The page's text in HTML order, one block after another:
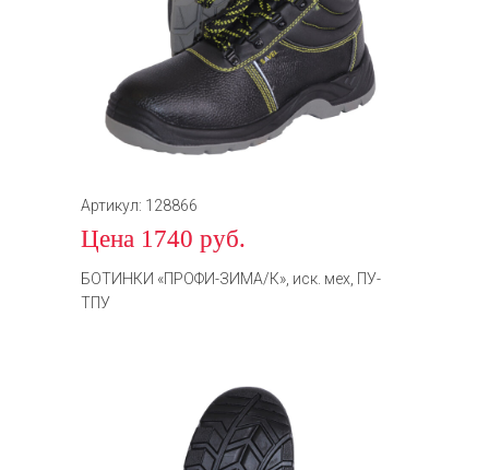
Артикул: 128866
Цена 1740 руб.
БОТИНКИ «ПРОФИ-ЗИМА/К», иск. мех, ПУ-
ТПУ